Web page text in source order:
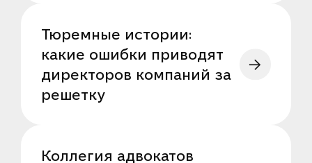
Тюремные истории:
какие ошибки приводят
директоров компаний за
решетку
Коллегия адвокатов